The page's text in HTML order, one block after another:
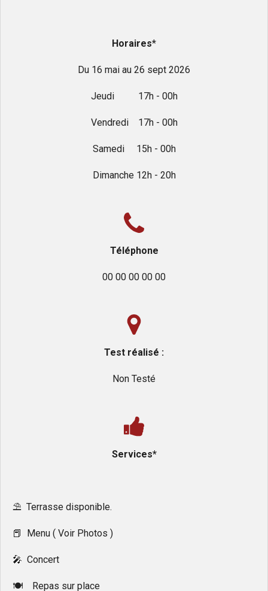
Horaires*
Du 16 mai au 26 sept 2026
Jeudi 17h - 00h
Vendredi 17h - 00h
Samedi 15h - 00h
Dimanche 12h - 20h
Téléphone
00 00 00 00 00
Test réalisé :
Non Testé
Services*
⛱️ Terrasse disponible.
📕 Menu ( Voir Photos )
🎤 Concert
🍽 Repas sur place